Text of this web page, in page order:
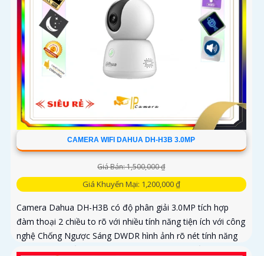
CAMERA WIFI DAHUA DH-H3B 3.0MP
Giá Bán: 1,500,000 ₫
Giá Khuyến Mại: 1,200,000 ₫
Camera Dahua DH-H3B có độ phân giải 3.0MP tích hợp
đàm thoại 2 chiều to rõ với nhiều tính năng tiện ích với công
nghệ Chống Ngược Sáng DWDR hình ảnh rõ nét tính năng
phát hiện chuyển động phân biệt người và chuyển động